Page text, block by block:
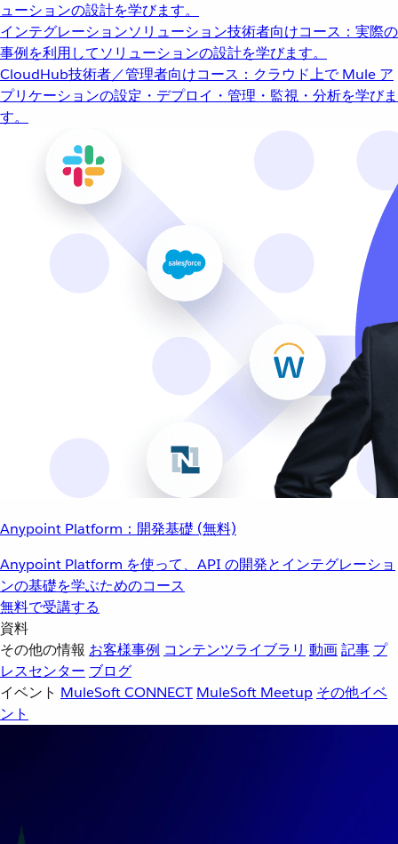
ューションの設計を学びます。
インテグレーションソリューション技術者向けコース：実際の
事例を利用してソリューションの設計を学びます。
CloudHub技術者／管理者向けコース：クラウド上で Mule ア
プリケーションの設定・デプロイ・管理・監視・分析を学びま
す。
Anypoint Platform：開発基礎 (無料)
Anypoint Platform を使って、API の開発とインテグレーショ
ンの基礎を学ぶためのコース
無料で受講する
資料
その他の情報 お客様事例 コンテンツライブラリ 動画記事 プ
レスセンター ブログ
イベント MuleSoft CONNECT MuleSoft Meetup その他イベ
ント